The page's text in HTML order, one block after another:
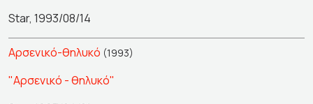
Star, 1993/08/14
Αρσενικό-θηλυκό (1993)
"Αρσενικό - θηλυκό"